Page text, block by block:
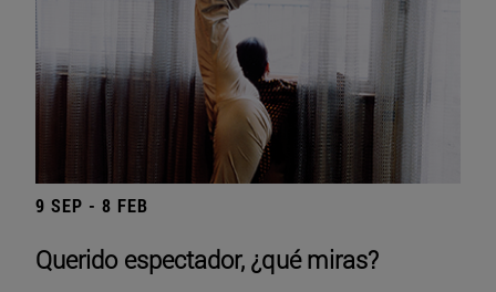
9 SEP - 8 FEB
Querido espectador, ¿qué miras?